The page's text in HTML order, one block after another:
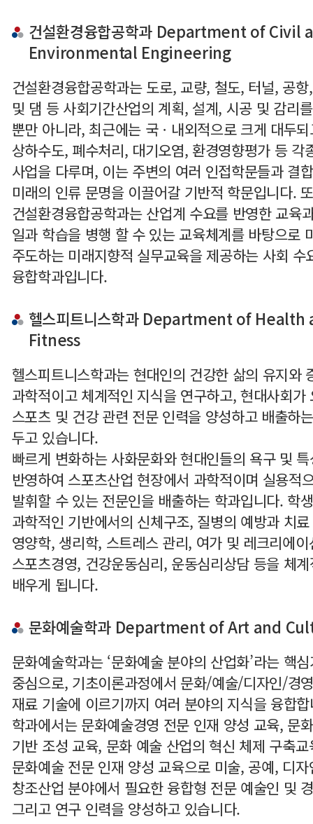
건설환경융합공학과 Department of Civil
Environmental Engineering
건설환경융합공학과는 도로, 교량, 철도, 터널, 공
및 댐 등 사회기간산업의 계획, 설계, 시공 및 감리
뿐만 아니라, 최근에는 국ㆍ내외적으로 크게 대두
상하수도, 폐수처리, 대기오염, 환경영향평가 등 각
사업을 다루며, 이는 주변의 여러 인접학문들과 결
미래의 인류 문명을 이끌어갈 기반적 학문입니다.
건설환경융합공학과는 산업계 수요를 반영한 교육
일과 학습을 병행 할 수 있는 교육체계를 바탕으로
주도하는 미래지향적 실무교육을 제공하는 사회 수
융합학과입니다.
헬스피트니스학과 Department of Health
Fitness
헬스피트니스학과는 현대인의 건강한 삶의 유지와
과학적이고 체계적인 지식을 연구하고, 현대사회가
스포츠 및 건강 관련 전문 인력을 양성하고 배출하
두고 있습니다.
빠르게 변화하는 사화문화와 현대인들의 욕구 및
반영하여 스포츠산업 현장에서 과학적이며 실용적
발휘할 수 있는 전문인을 배출하는 학과입니다. 학
과학적인 기반에서의 신체구조, 질병의 예방과 치
영양학, 생리학, 스트레스 관리, 여가 및 레크리에이
스포츠경영, 건강운동심리, 운동심리상담 등을 체
배우게 됩니다.
문화예술학과 Department of Art and
문화예술학과는 ‘문화예술 분야의 산업화’라는 핵
중심으로, 기초이론과정에서 문화/예술/디자인/경
재료 기술에 이르기까지 여러 분야의 지식을 융합
학과에서는 문화예술경영 전문 인재 양성 교육, 문
기반 조성 교육, 문화 예술 산업의 혁신 체제 구축
문화예술 전문 인재 양성 교육으로 미술, 공예, 디자
창조산업 분야에서 필요한 융합형 전문 예술인 및
그리고 연구 인력을 양성하고 있습니다.